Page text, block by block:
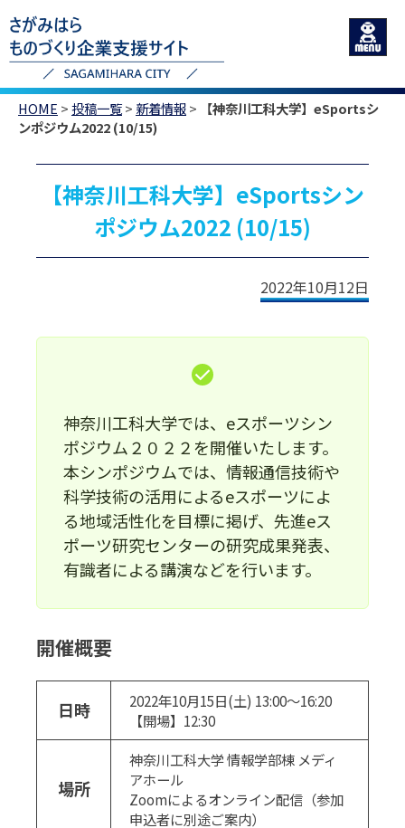
HOME >投稿一覧> 新着情報>
【神奈川工科大学】eSportsシ
ンポジウム2022 (10/15)
【神奈川工科大学】eSportsシン
ポジウム2022 (10/15)
2022年10月12日
神奈川工科大学では、eスポーツシン
ポジウム２０２２を開催いたします。
本シンポジウムでは、情報通信技術や
科学技術の活用によるeスポーツによ
る地域活性化を目標に掲げ、先進eス
ポーツ研究センターの研究成果発表、
有識者による講演などを行います。
開催概要
日時
2022年10月15日(土) 13:00～16:20
【開場】12:30
場所
神奈川工科大学 情報学部棟 メディ
アホール
Zoomによるオンライン配信（参加
申込者に別途ご案内）